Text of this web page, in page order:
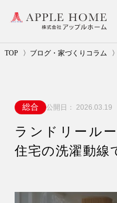
TOP ブログ・家づくりコラム
総合 公開日： 2026.03.19
ランドリール
住宅の洗濯動線
事業紹介（注文
リフォーム・
土地探しサポー